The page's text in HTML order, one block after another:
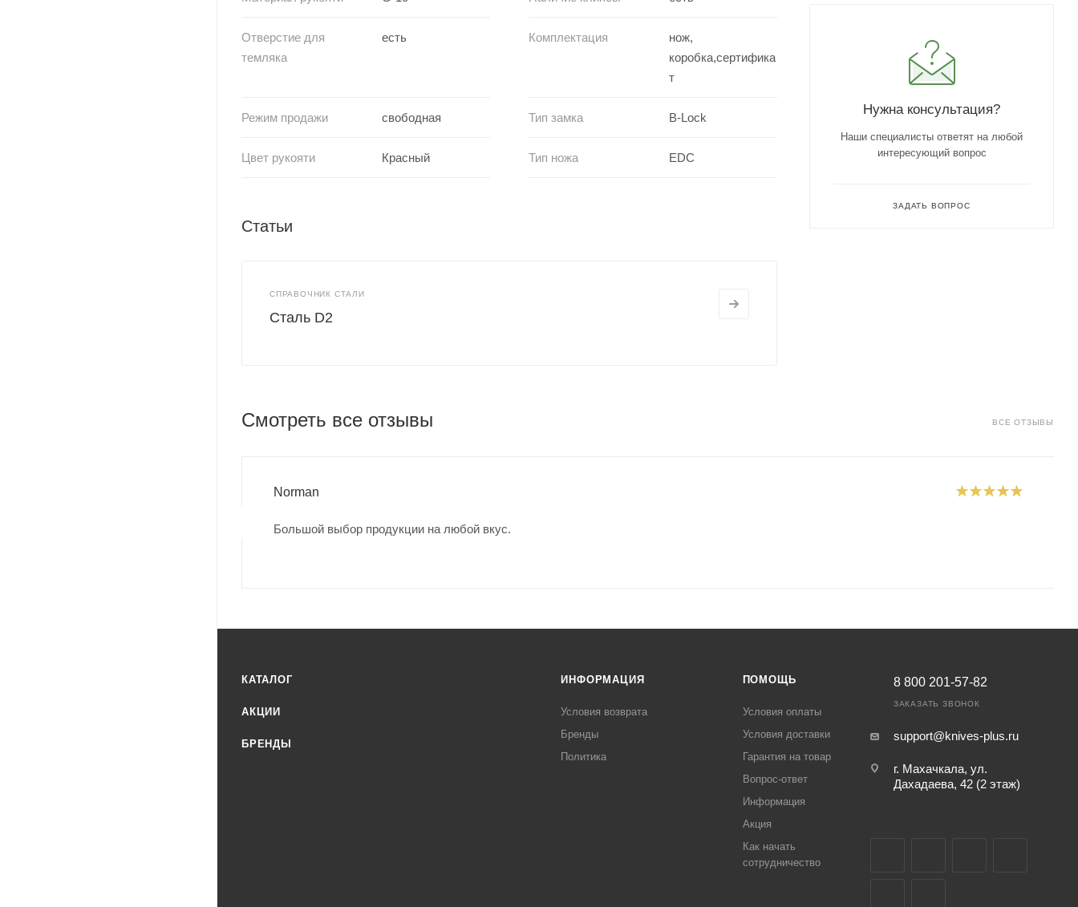
Отверстие для
темляка
есть Комплектация
нож,
коробка,сертифика
т
Режим продажи свободная Тип замка B-Lock
Цвет рукояти Красный Тип ножа EDC
Статьи
СПРАВОЧНИК СТАЛИ
Сталь D2
Нужна консультация?
Наши специалисты ответят на любой
интересующий вопрос
ЗАДАТЬ ВОПРОС
Смотреть все отзывы ВСЕ ОТЗЫВЫ
Norman
Большой выбор продукции на любой вкус.
КАТАЛОГ
АКЦИИ
БРЕНДЫ
ИНФОРМАЦИЯ
Условия возврата
Бренды
Политика
ПОМОЩЬ
Условия оплаты
Условия доставки
Гарантия на товар
Вопрос-ответ
Информация
Акция
Как начать
сотрудничество
8 800 201-57-82
ЗАКАЗАТЬ ЗВОНОК
support@knives-plus.ru
г. Махачкала, ул.
Дахадаева, 42 (2 этаж)